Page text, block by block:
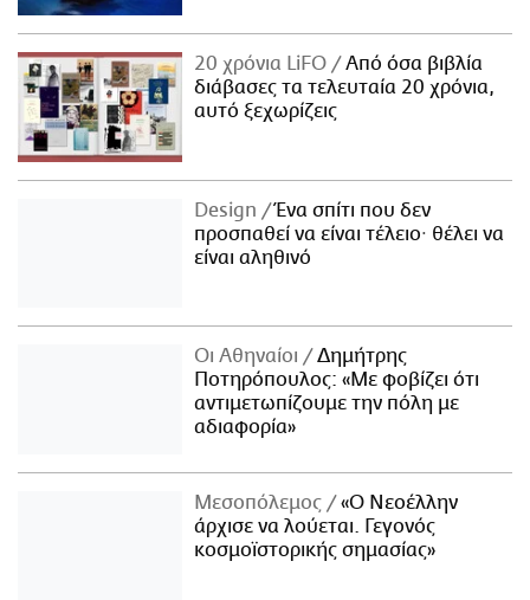
20 χρόνια LiFO
Από όσα βιβλία
διάβασες τα τελευταία 20 χρόνια,
αυτό ξεχωρίζεις
Design
Ένα σπίτι που δεν
προσπαθεί να είναι τέλειο· θέλει να
είναι αληθινό
Οι Αθηναίοι
Δημήτρης
Ποτηρόπουλος: «Με φοβίζει ότι
αντιμετωπίζουμε την πόλη με
αδιαφορία»
Μεσοπόλεμος
«Ο Νεοέλλην
άρχισε να λούεται. Γεγονός
κοσμοϊστορικής σημασίας»